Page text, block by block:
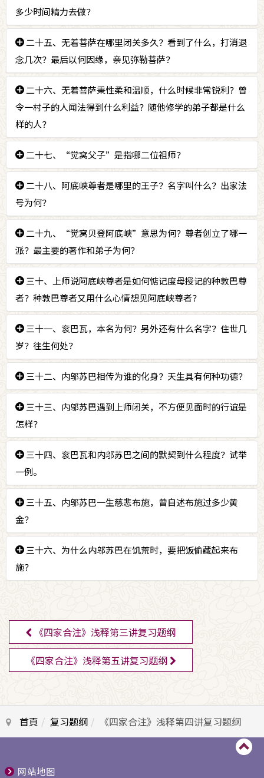
《回诤论》、《细研磨论》、《宝鬘论》。
多少时间精力去做？
答：可以热情虔诚的祈祷佛菩萨，一直做到去除障碍的
因缘出现。
二十五、无着菩萨在哪里闭关多久？看到了什么，打消退
念几次？最后以何因缘，亲见弥勒菩萨？
答：无着菩萨在鸡足山闭关十二年。看到了磨杵为针、
滴水穿石、鸟翎磨岩，打消退念三次。最后割舍身肉以
济蛆犬而亲见弥勒菩萨。
二十六、无着菩萨秉性柔和温顺，什么时候非常锐利？曾
令一村子的人闻法得到什么利益？随他修学的弟子都是什么
样的人？
答：在消灭邪行、邪念时，非常锐利。曾令一村子同时
闻法得到忍位。随他修学的弟子都是三藏法师。
二十七、“觉窝父子”是指哪二位祖师？
答：父是指“阿底峡尊者”，子是指“种敦巴尊者”。
二十八、阿底峡尊者是哪里的王子？名字叫什么？出家法
号为何？
答：尊者是孟加拉国国的王子，名叫月藏。出家后法号
为“具德燃灯智”。
二十九、“觉窝贝登阿底峡”意思为何？尊者创立了哪一
派？最主要的著作和弟子为何？
答：“觉窝贝登阿底峡”意思为“具德殊胜尊者”。创
立了“噶当派”。最主要的著作为《道炬论》，弟子为
种敦巴。
三十、上师说阿底峡尊者是如何惦记度母授记的种敦巴尊
者？种敦巴尊者又用什么心情想见阿底峡尊者？
答：阿底峡尊者是如同父母想念儿子归来的感觉那样惦
记种敦巴尊者。种敦巴尊者是为了见大乘师长，早一剎
那与晚一剎那见面，二者中一定选择早一剎那见面。
三十一、衮巴瓦，本名为何？另外还有什么名字？住世几
岁？往生何处？
答：衮巴瓦本名为自在幢，另外一个名字叫阿兰若师。
住世67岁，往生至兜率内院。
三十二、内邬苏巴相传为谁的化身？天生具有何种功德？
答：内邬苏巴相传为普贤菩萨的化身，天生就有坚固的
三摩地，而不待他人策励就能生起强烈的出离心。
三十三、内邬苏巴遇到上师闭关，不方便见面时的行谊是
怎样？
答：绕行上师的静室三匝、顶礼三拜发愿：“哪怕我此
生不能作为大德您的应化有情，我来生也一定要做您的
应化有情。”表示了彻底依止的心，永远不变。
三十四、衮巴瓦和内邬苏巴之间的默契到什么程度？试举
一例。
答：师徒间不待言语就能了知彼此的心意。例如：说法
时，内邬苏巴心生一念，上师马上就回答他。去礼拜衮
巴瓦时，心想得到师足的加持，上师就将脚伸出来给内
邬苏巴顶礼。
三十五、内邬苏巴一生慈悲布施，曾自述布施过多少黄
金？
答：七千两黄金。
三十六、为什么内邬苏巴在饥荒时，要把饭偷藏起来布
施？
《四家合注》浅释第三讲复习题纲
《四家合注》浅释第五讲复习题纲
首頁 复习题纲 《四家合注》浅释第四讲复习题纲
网站地图